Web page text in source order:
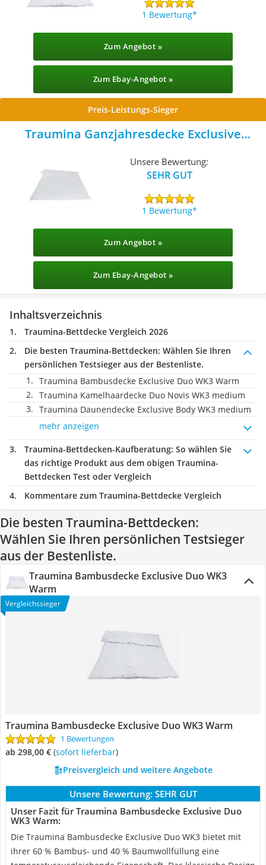
1 Bewertung
Zum Angebot »
Zum Ebay-Angebot »
Preis-Leistungs-Sieger
Traumina Ganzjahresdecke Exclusive
Unsere Bewertung:
SEHR GUT
1 Bewertung
Zum Angebot »
Zum Ebay-Angebot »
Inhaltsverzeichnis
Traumina-Bettdecke Vergleich 2026
Die besten Traumina-Bettdecken: Wählen Sie Ihren
persönlichen Testsieger aus der Bestenliste.
Traumina Bambusdecke Exclusive Duo WK3 Warm
Traumina Kamelhaardecke Duo Novis WK3 medium
Traumina Daunendecke Exclusive Body WK3 medium
mehr anzeigen
Traumina-Bettdecken-Kaufberatung: So wählen Sie
das richtige Produkt aus dem obigen Traumina-
Bettdecken Test oder Vergleich
Kommentare zum Traumina-Bettdecke Vergleich
Die besten Traumina-Bettdecken:
Wählen Sie Ihren persönlichen Testsieger
aus der Bestenliste.
Traumina Bambusdecke Exclusive Duo WK3
Warm
Vergleichssieger
Traumina Bambusdecke Exclusive Duo WK3 Warm
1 Bewertungen
ab 298,00 € ( Sofort lieferbar)
Preisvergleich und weitere Angebote
Unsere Bewertung: SEHR GUT
Unser Fazit für Traumina Bambusdecke Exclusive Duo
WK3 Warm:
Die Traumina Bambusdecke Exclusive Duo WK3 bietet mit
ihrer 60 % Bambus- und 40 % Baumwollfüllung eine